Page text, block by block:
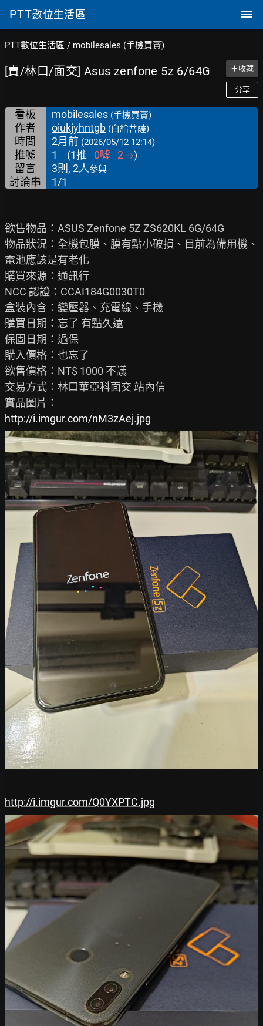
PTT數位生活區
PTT數位生活區 / mobilesales (手機買賣)
[賣/林口/面交] Asus zenfone 5z 6/64G ＋收藏
分享
看板 mobilesales (手機買賣)
作者 oiukjyhntgb (白給菩薩)
時間 2月前 (2026/05/12 12:14)
推噓 1 (1推 0噓 2→)
留言
3則, 2人參與
討論串 1/1
欲售物品：ASUS Zenfone 5Z ZS620KL 6G/64G
物品狀況：全機包膜、膜有點小破損、目前為備用機、
電池應該是有老化
購買來源：通訊行
NCC 認證：CCAI184G0030T0
盒裝內含：變壓器、充電線、手機
購買日期：忘了 有點久遠
保固日期：過保
購入價格：也忘了
欲售價格：NT$ 1000 不議
交易方式：林口華亞科面交 站內信
http://i.imgur.com/nM3zAej.jpg
http://i.imgur.com/Q0YXPTC.jpg